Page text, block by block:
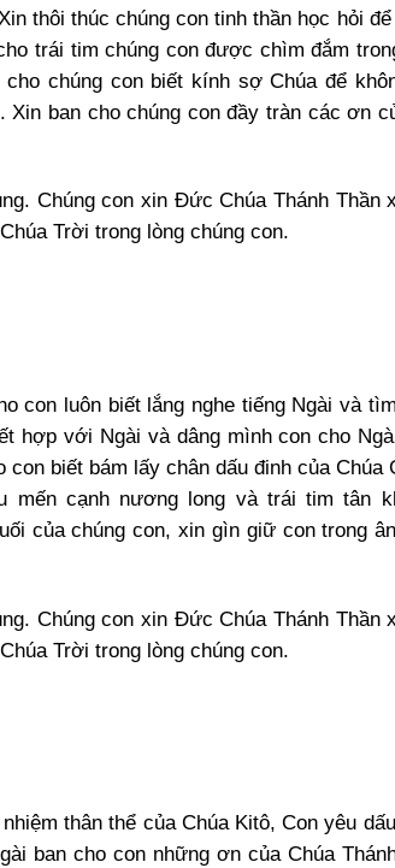
thôi thúc chúng con tinh thần học hỏi
trái tim chúng con được chìm đắm
chúng con biết kính sợ Chúa để
ban cho chúng con đầy tràn các ơn
Chúng con xin Đức Chúa Thánh Thần
Trời trong lòng chúng con.
con luôn biết lắng nghe tiếng Ngài và
hợp với Ngài và dâng mình con cho
biết bám lấy chân dấu đinh của Chúa
mến cạnh nương long và trái tim tân
của chúng con, xin gìn giữ con trong
Chúng con xin Đức Chúa Thánh Thần
Trời trong lòng chúng con.
thân thể của Chúa Kitô, Con yêu
ban cho con những ơn của Chúa